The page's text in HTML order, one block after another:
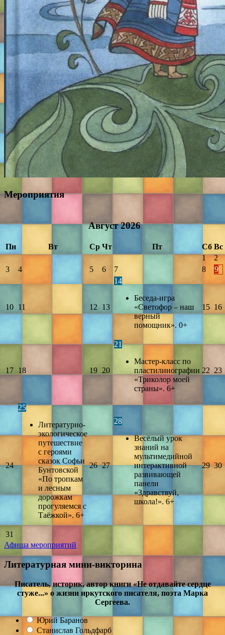
Мероприятия
Август 2026
Пн Вт Ср Чт Пт Сб Вс
1
2
3
4 5 6 7 8 9
10 11 12 13
14
Беседа-игра
«Светофор – наш
верный
помощник». 0+
15 16
17 18 19 20
21
Мастер-класс по
пластилинографии
«Триколор моей
страны». 6+
22 23
24
25
Литературно-
экологическое
путешествие
с героями
сказок Софьи
Бунтовской
«По тропкам
и лесным
дорожкам
прогуляемся с
Таёжкой». 6+
26 27
28
Весёлый урок
знаний на
мультимедийной
интерактивной
развивающей
панели
«Здравствуй,
школа!». 6+
29 30
31
Афиша мероприятий
Литературная мини-викторина
Писатель, историк, автор книги «Не отдавайте сердце
стуже...» о жизни иркутского писателя, поэта Марка
Сергеева.
Юрий Баранов
Станислав Гольдфарб